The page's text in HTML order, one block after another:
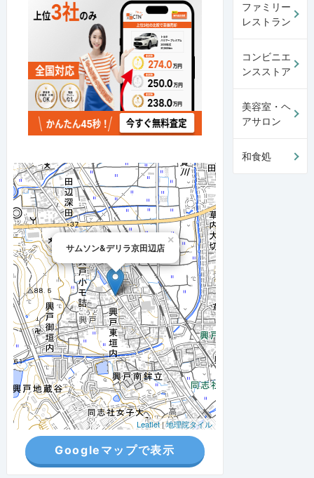
サムソン&デリラ京田辺店
×
Leaflet|地理院タイル
Googleマップで表示
ファミリー
レストラン
コンビニエ
ンスストア
美容室・ヘ
アサロン
和食処